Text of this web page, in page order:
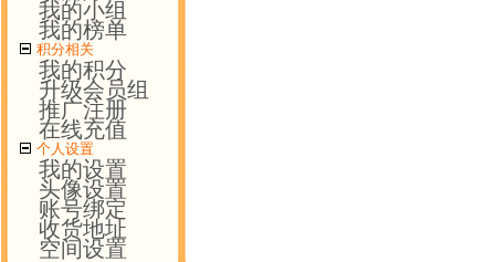
我的小组
我的榜单
积分相关
我的积分
升级会员组
推广注册
在线充值
个人设置
我的设置
头像设置
账号绑定
收货地址
空间设置